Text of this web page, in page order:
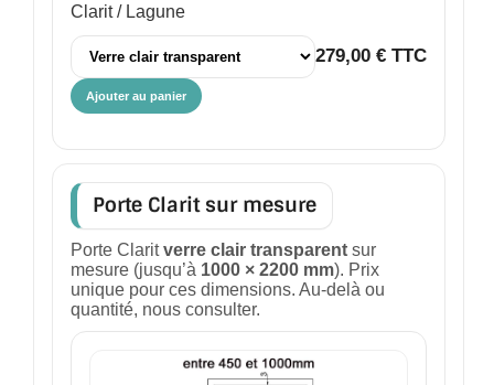
Clarit / Lagune
279,00 € TTC
Ajouter au panier
Porte Clarit sur mesure
Porte Claritverre clair transparent sur
mesure (jusqu’à 1000 × 2200 mm). Prix
unique pour ces dimensions. Au-delà ou
quantité, nous consulter.